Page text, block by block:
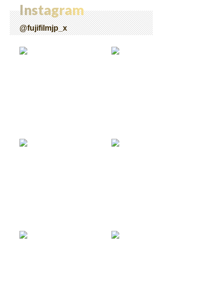
Instagram
@fujifilmjp_x